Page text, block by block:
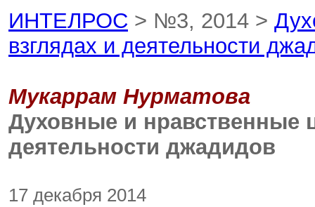
ИНТЕЛРОС > №3, 2014 >
взглядах и деятельности
Мукаррам Нурматова
Духовные и нравственные
деятельности джадидов
17 декабря 2014